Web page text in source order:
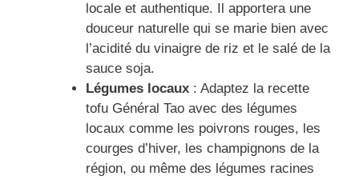
locale et authentique. Il apportera une
douceur naturelle qui se marie bien avec
l’acidité du vinaigre de riz et le salé de la
sauce soja.
Légumes locaux: Adaptez la recette
tofu Général Tao avec des légumes
locaux comme les poivrons rouges, les
courges d’hiver, les champignons de la
région, ou même des légumes racines